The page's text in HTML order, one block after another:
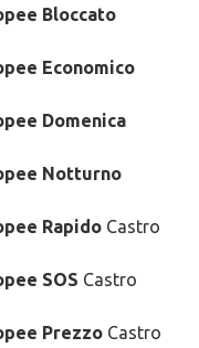
Bloccato
Economico
Domenica
Notturno
Rapido Castro
SOS Castro
Prezzo Castro